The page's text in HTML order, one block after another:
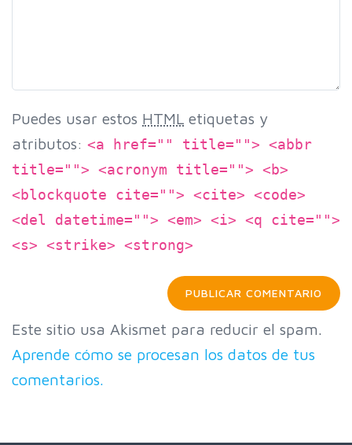
Puedes usar estos HTML etiquetas y
atributos: <a href="" title=""> <abbr
title=""> <acronym title=""> <b>
<blockquote cite=""> <cite> <code>
<del datetime=""> <em> <i> <q cite="">
<s> <strike> <strong>
Este sitio usa Akismet para reducir el spam.
Aprende cómo se procesan los datos de tus
comentarios.